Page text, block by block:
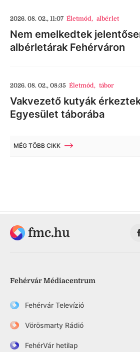
2026. 08. 02., 11:07 Életmód, albérlet
Nem emelkedtek
albérletárak Fehérváron
2026. 08. 02., 08:35 Életmód, tábor
Vakvezető kutyák
Egyesület táborába
MÉG TÖBB CIKK
fmc.hu
Fehérvár Médiacentrum
Fehérvár Televízió
Vörösmarty Rádió
FehérVár hetilap